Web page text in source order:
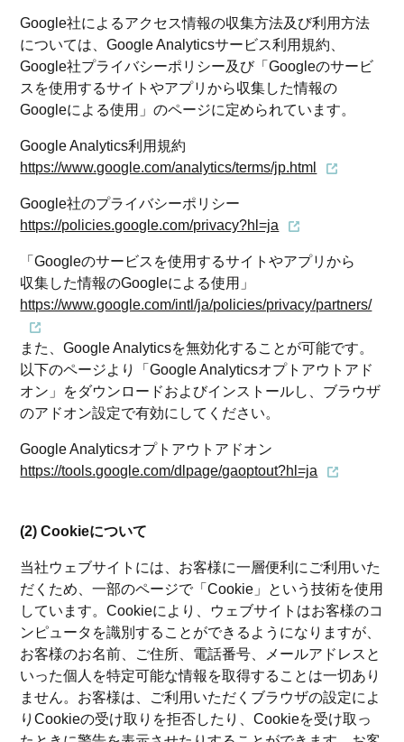
Google社によるアクセス情報の収集方法及び利用方法
については、Google Analyticsサービス利用規約、
Google社プライバシーポリシー及び「Googleのサービ
スを使用するサイトやアプリから収集した情報の
Googleによる使用」のページに定められています。
Google Analytics利用規約
https://www.google.com/analytics/terms/jp.html
Google社のプライバシーポリシー
https://policies.google.com/privacy?hl=ja
「Googleのサービスを使用するサイトやアプリから
収集した情報のGoogleによる使用」
https://www.google.com/intl/ja/policies/privacy/partners/
また、Google Analyticsを無効化することが可能です。
以下のページより「Google Analyticsオプトアウトアド
オン」をダウンロードおよびインストールし、ブラウザ
のアドオン設定で有効にしてください。
Google Analyticsオプトアウトアドオン
https://tools.google.com/dlpage/gaoptout?hl=ja
(2) Cookieについて
当社ウェブサイトには、お客様に一層便利にご利用いた
だくため、一部のページで「Cookie」という技術を使用
しています。Cookieにより、ウェブサイトはお客様のコ
ンピュータを識別することができるようになりますが、
お客様のお名前、ご住所、電話番号、メールアドレスと
いった個人を特定可能な情報を取得することは一切あり
ません。お客様は、ご利用いただくブラウザの設定によ
りCookieの受け取りを拒否したり、Cookieを受け取っ